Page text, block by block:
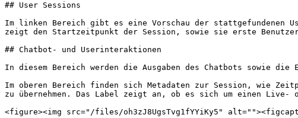
## User Sessions
Im linken Bereich gibt es eine Vorschau der stattgefundenen
zeigt den Startzeitpunkt der Session, sowie sie erste
## Chatbot- und Userinteraktionen
In diesem Bereich werden die Ausgaben des Chatbots sowie
Im oberen Bereich finden sich Metadaten zur Session, wie
zu übernehmen. Das Label zeigt an, ob es sich um einen Live-
<figure><img src="/files/oh3zJ8UgsTvg1fYYiKy5"